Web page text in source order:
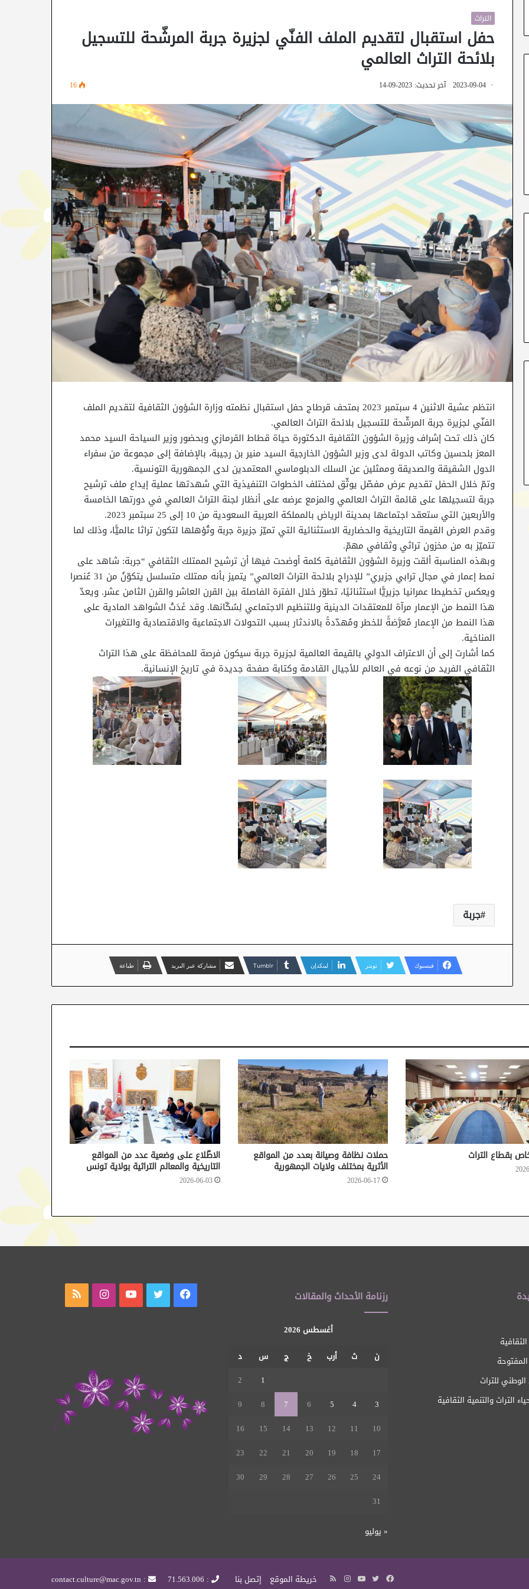
التراث
حفل استقبال لتقديم الملف الفنّي لجزيرة جربة المرشّحة للتسجيل
بلائحة التراث العالمي
2023-09-04 آخر تحديث: 2023-09-14 16
انتظم عشية الاثنين 4 سبتمبر 2023 بمتحف قرطاج حفل استقبال نظمته وزارة الشؤون الثقافية لتقديم الملف
الفنّي لجزيرة جربة المرشّحة للتسجيل بلائحة التراث العالمي.
كان ذلك تحت إشراف وزيرة الشؤون الثقافية الدكتورة حياة قطاط القرمازي وبحضور وزير السياحة السيد محمد
المعز بلحسين وكاتب الدولة لدى وزير الشؤون الخارجية السيد منير بن رجيبة، بالإضافة إلى مجموعة من سفراء
الدول الشقيقة والصديقة وممثلين عن السلك الدبلوماسي المعتمدين لدى الجمهورية التونسية.
وتمّ خلال الحفل تقديم عرض مفصّل يوثّق لمختلف الخطوات التنفيذية التي شهدتها عملية إيداع ملف ترشيح
جربة لتسجيلها على قائمة التراث العالمي والمزمع عرضه على أنظار لجنة التراث العالمي في دورتها الخامسة
والأربعين التي ستعقد اجتماعها بمدينة الرياض بالمملكة العربية السعودية من 10 إلى 25 سبتمبر 2023.
وقدم العرض القيمة التاريخية والحضارية الاستثنائية التي تميّز جزيرة جربة وتُؤهلها لتكون تراثا عالميًّا، وذلك لما
تتميّز به من مخزون تراثي وثقافي مهمّ.
وبهذه المناسبة ألقت وزيرة الشؤون الثقافية كلمة أوضحت فيها أن ترشيح الممتلك الثقافي “جربة: شاهد على
نمط إعمار في مجال ترابي جزيري” للإدراج بلائحة التراث العالمي” يتميز بأنه ممتلك متسلسل يتكوّنُ من 31 عُنصرا
ويعكس تخطيطا عمرانيا جزيريًّا استثنائيًا، تطوّر خلال الفترة الفاصلة بين القرن العاشر والقرن الثامن عشر. ويعدّ
هذا النمط من الإعمار مرآة للمعتقدات الدينية وللتنظيم الاجتماعي لِسُكّانها. وقد غَدَتْ الشواهد المادية على
هذا النمط من الإعمار مُعرَّضةً للخطر ومُهدّدةً بالاندثار بسبب التحولات الاجتماعية والاقتصادية والتغيرات
المناخية.
كما أشارت إلى أن الاعتراف الدولي بالقيمة العالمية لجزيرة جربة سيكون فرصة للمحافظة على هذا التراث
الثقافي الفريد من نوعه في العالم للأجيال القادمة وكتابة صفحة جديدة في تاريخ الإنسانية.
جربة
فيسبوك تويتر لينكدإن مشاركة عبر البريد طباعة
بقطاع التراث حملات نظافة وصيانة بعدد من المواقع
الأثرية بمختلف ولايات الجمهورية
2026-06-17
الاطّلاع على وضعية عدد من المواقع
التاريخية والمعالم التراثية بولاية تونس
2026-06-03
المفتوحة
للتراث
التراث والتنمية الثقافية
رزنامة الأحداث والمقالات
أغسطس 2026
ن
ث أرب خ ج س
د
1
2
3
4
5
6
7
8
9
10
11
12
13
14
15
16
17
18
19
20
21
22
23
24
25
26
27
28
29
30
31
« يوليو
فيسبوك تويتر يوتيوب انستقرام
: 71.563.006
: contact.culture@mac.gov.tn خريطة الموقع إتصل بنا فيسبوك
تويتر يوتيوبانستقرام
ملخص